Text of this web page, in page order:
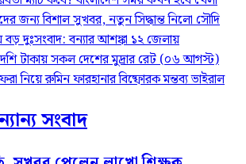
জন্য বিশাল সুখবর, নতুন সিদ্ধান্ত নিলো সৌদি
দুঃসংবাদ: বন্যার আশঙ্কা ১২ জেলায়
টাকায় সকল দেশের মুদ্রার রেট (০৬ আগস্ট)
নিয়ে রুমিন ফারহানার বিষ্ফোরক মন্তব্য ভাইরাল
সংবাদ